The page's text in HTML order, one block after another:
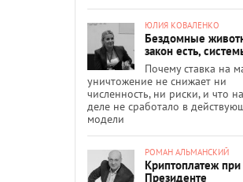
ЮЛИЯ КОВАЛЕНКО
Бездомные
закон есть,
Почему ставка на
уничтожение не снижает ни
численность, ни риски, и что
деле не сработало в
модели
РОМАН АЛЬМАНСКИЙ
Криптоплатеж при
Президенте